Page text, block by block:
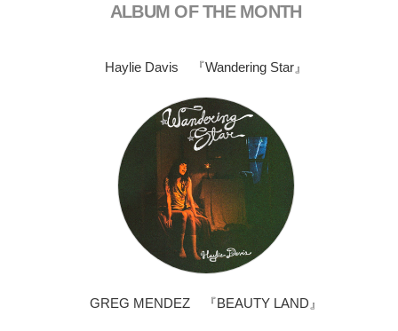
ALBUM OF THE MONTH
Haylie Davis 『Wandering Star』
GREG MENDEZ 『BEAUTY LAND』